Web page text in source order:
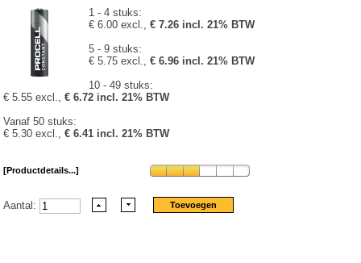
1 - 4 stuks:
€ 6.00 excl.,€ 7.26 incl. 21% BTW
5 - 9 stuks:
€ 5.75 excl.,€ 6.96 incl. 21% BTW
10 - 49 stuks:
€ 5.55 excl.,€ 6.72 incl. 21% BTW
Vanaf 50 stuks:
€ 5.30 excl.,€ 6.41 incl. 21% BTW
[Productdetails...]
Aantal: